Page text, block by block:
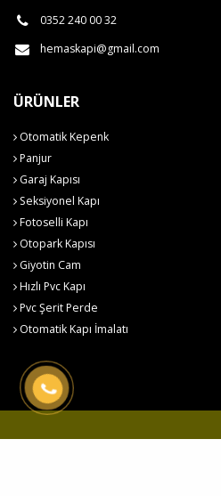
0352 240 00 32
hemaskapi@gmail.com
ÜRÜNLER
Otomatik Kepenk
Panjur
Garaj Kapısı
Seksiyonel Kapı
Fotoselli Kapı
Otopark Kapısı
Giyotin Cam
Hızlı Pvc Kapı
Pvc Şerit Perde
Otomatik Kapı İmalatı
Hemaş Otomatik Kapı